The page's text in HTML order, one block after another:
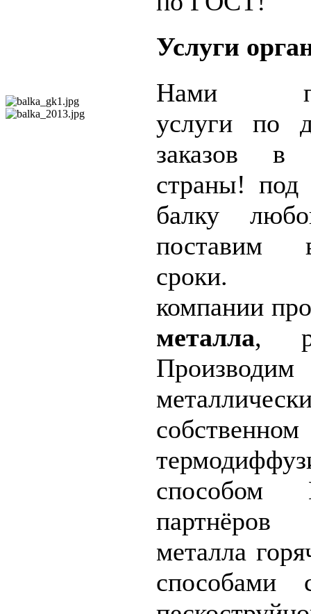
Услуги
Нами
услуги по
заказов
страны! под
балку
поставим
сроки.
компании
металла,
способом
партнёров
металла
способами